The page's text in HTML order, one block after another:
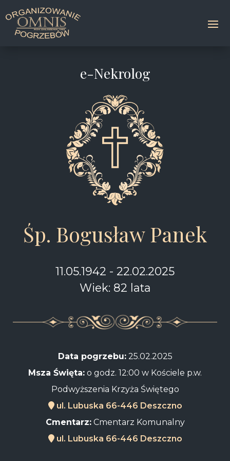
e-Nekrolog
Śp. Bogusław Panek
11.05.1942 - 22.02.2025
Wiek: 82 lata
Data pogrzebu:25.02.2025
Msza Święta: o godz. 12:00 w Kościele p.w.
Podwyższenia Krzyża Świętego
ul. Lubuska 66-446 Deszczno
Cmentarz:Cmentarz Komunalny
ul. Lubuska 66-446 Deszczno